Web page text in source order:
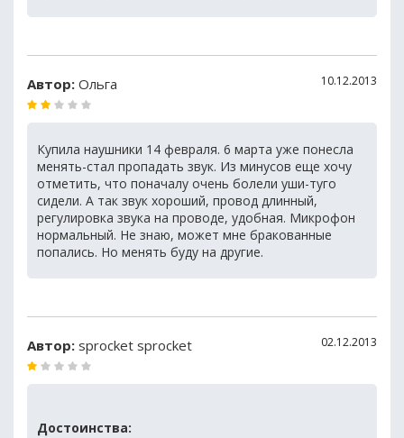
Автор: Ольга 10.12.2013
Купила наушники 14 февраля. 6 марта уже понесла
менять-стал пропадать звук. Из минусов еще хочу
отметить, что поначалу очень болели уши-туго
сидели. А так звук хороший, провод длинный,
регулировка звука на проводе, удобная. Микрофон
нормальный. Не знаю, может мне бракованные
попались. Но менять буду на другие.
Автор: sprocket sprocket 02.12.2013
Достоинства: